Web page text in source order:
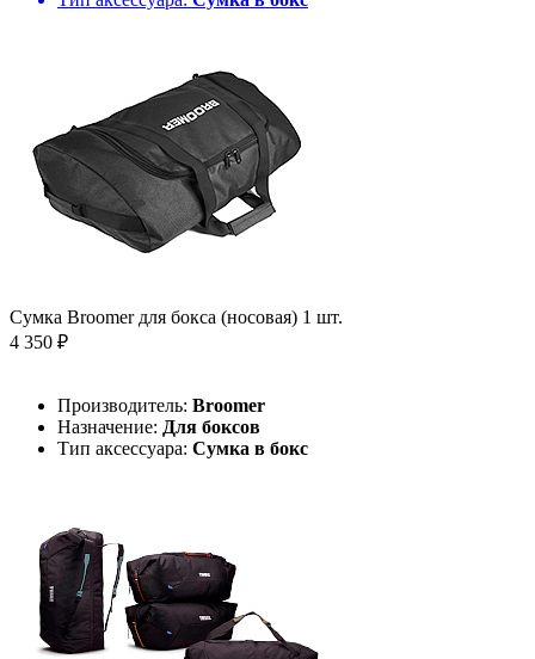
Сумка Broomer для бокса (носовая) 1 шт.
4 350 ₽
Производитель: Broomer
Назначение: Для боксов
Тип аксессуара: Сумка в бокс